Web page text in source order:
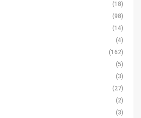
(18)
(98)
(14)
(4)
(162)
(5)
(3)
(27)
(2)
(3)